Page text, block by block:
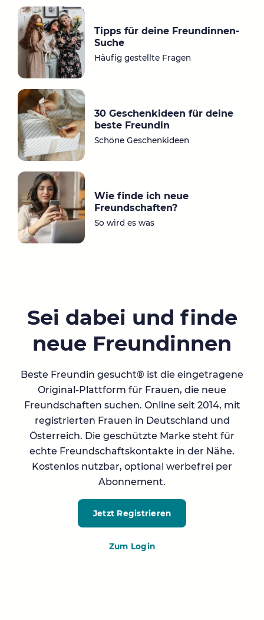
a
ok
Tipps für deine Freundinnen-
Suche
Häufig gestellte Fragen
30 Geschenkideen für deine
beste Freundin
Schöne Geschenkideen
Wie finde ich neue
Freundschaften?
So wird es was
Sei dabei und finde
neue Freundinnen
Beste Freundin gesucht® ist die eingetragene
Original-Plattform für Frauen, die neue
Freundschaften suchen. Online seit 2014, mit
registrierten Frauen in Deutschland und
Österreich. Die geschützte Marke steht für
echte Freundschaftskontakte in der Nähe.
Kostenlos nutzbar, optional werbefrei per
Abonnement.
Jetzt Registrieren
Zum Login